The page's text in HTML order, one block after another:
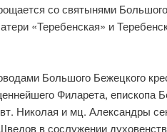
со святынями
«Теребенская» и
Большого Бежецкого
Филарета, епископа
Николая и мц. Александры
в сослужении